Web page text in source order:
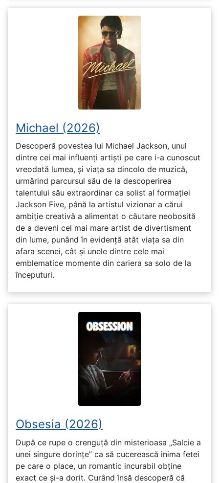
Michael (2026)
Descoperă povestea lui Michael Jackson, unul
dintre cei mai influenți artiști pe care i-a cunoscut
vreodată lumea, și viața sa dincolo de muzică,
urmărind parcursul său de la descoperirea
talentului său extraordinar ca solist al formației
Jackson Five, până la artistul vizionar a cărui
ambiție creativă a alimentat o căutare neobosită
de a deveni cel mai mare artist de divertisment
din lume, punând în evidență atât viața sa din
afara scenei, cât și unele dintre cele mai
emblematice momente din cariera sa solo de la
începuturi.
Obsesia (2026)
După ce rupe o crenguță din misterioasa „Salcie a
unei singure dorințe” ca să cucerească inima fetei
pe care o place, un romantic incurabil obține
exact ce și-a dorit. Curând însă descoperă că